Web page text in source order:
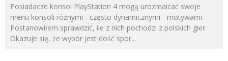
Posiadacze konsol PlayStation 4 mogą urozmaicać swoje
menu konsoli różnymi - często dynamicznymi - motywami.
Postanowiłem sprawdzić, ile z nich pochodzi z polskich gier.
Okazuje się, że wybór jest dość spor...